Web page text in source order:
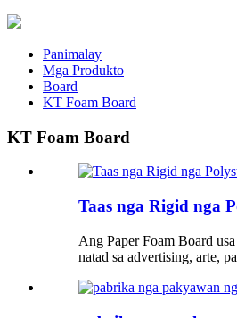
Panimalay
Mga Produkto
Board
KT Foam Board
KT Foam Board
Taas nga Rigid nga
Ang Paper Foam Board
natad sa advertising, arte,